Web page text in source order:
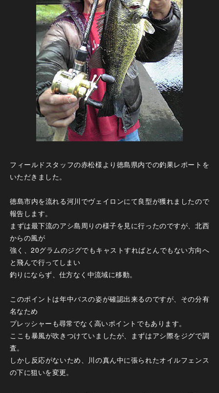
フィールドスタッフの赤松様より徳島県内での釣果レポートを
いただきました。
徳島市内を流れる河川でヴェイロンにて良型が獲れましたので
報告します。
まずは最下流のアシ島周りの様子を見に行ったのですが、北西
からの風が
強く、20グラムのジグでもキャストすればとんでもない方向へ
と飛んで行ってしまい
釣りにならず、仕方なく中流域に移動。
このポイントは年中バスの姿が確認出来るのですが、その分有
名なため
プレッシャーも尋常でなく高いポイントでもあります。
ここも暴風が吹きつけていましたが、まずはアシ際をジグで調
査。
しかし反応がないため、川の真ん中に張られたオイルフェンス
の下に狙いを変更。